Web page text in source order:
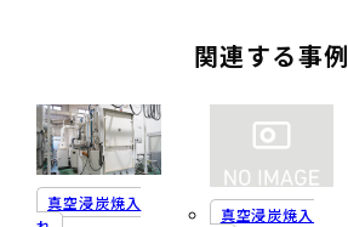
関連する事例
真空浸炭焼入
真空浸炭焼入